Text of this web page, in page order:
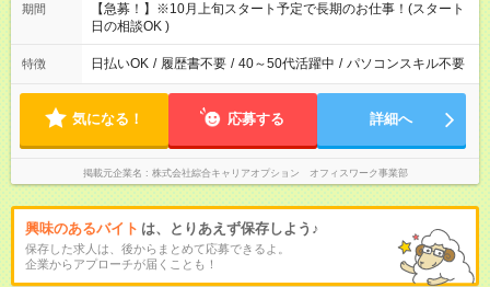
期間
【急募！】※10月上旬スタート予定で長期のお仕事！(スタート
日の相談OK )
特徴 日払いOK / 履歴書不要 / 40～50代活躍中 / パソコンスキル不要
気になる！ 応募する 詳細へ
掲載元企業名 株式会社綜合キャリアオプション オフィスワーク事業部
興味のあるバイト は、とりあえず保存しよう♪
保存した求人は、後からまとめて応募できるよ。
企業からアプローチが届くことも！